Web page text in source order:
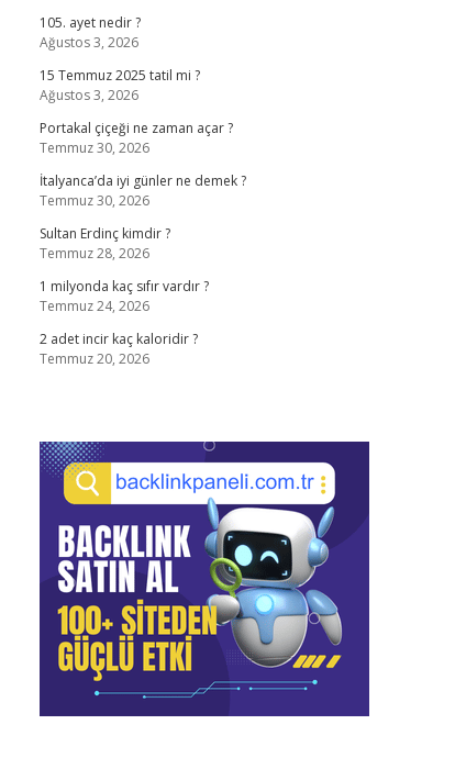
105. ayet nedir ?
Ağustos 3, 2026
15 Temmuz 2025 tatil mi ?
Ağustos 3, 2026
Portakal çiçeği ne zaman açar ?
Temmuz 30, 2026
İtalyanca’da iyi günler ne demek ?
Temmuz 30, 2026
Sultan Erdinç kimdir ?
Temmuz 28, 2026
1 milyonda kaç sıfır vardır ?
Temmuz 24, 2026
2 adet incir kaç kaloridir ?
Temmuz 20, 2026